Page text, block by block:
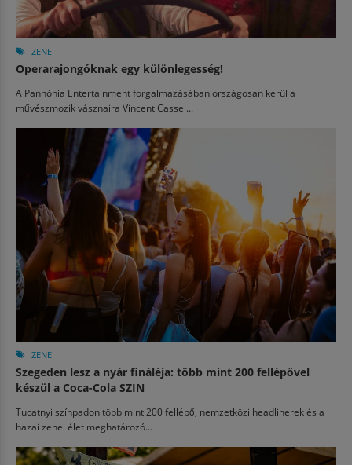
ZENE
Operarajongóknak egy különlegesség!
A Pannónia Entertainment forgalmazásában országosan kerül a
művészmozik vásznaira Vincent Cassel...
ZENE
Szegeden lesz a nyár fináléja: több mint 200 fellépővel
készül a Coca-Cola SZIN
Tucatnyi színpadon több mint 200 fellépő, nemzetközi headlinerek és a
hazai zenei élet meghatározó...